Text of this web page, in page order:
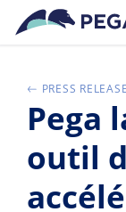
Passer
PRESS
Pega
outil